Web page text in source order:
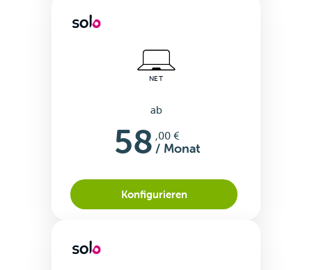
NET
ab
58 ,00 €
/ Monat
Konfigurieren